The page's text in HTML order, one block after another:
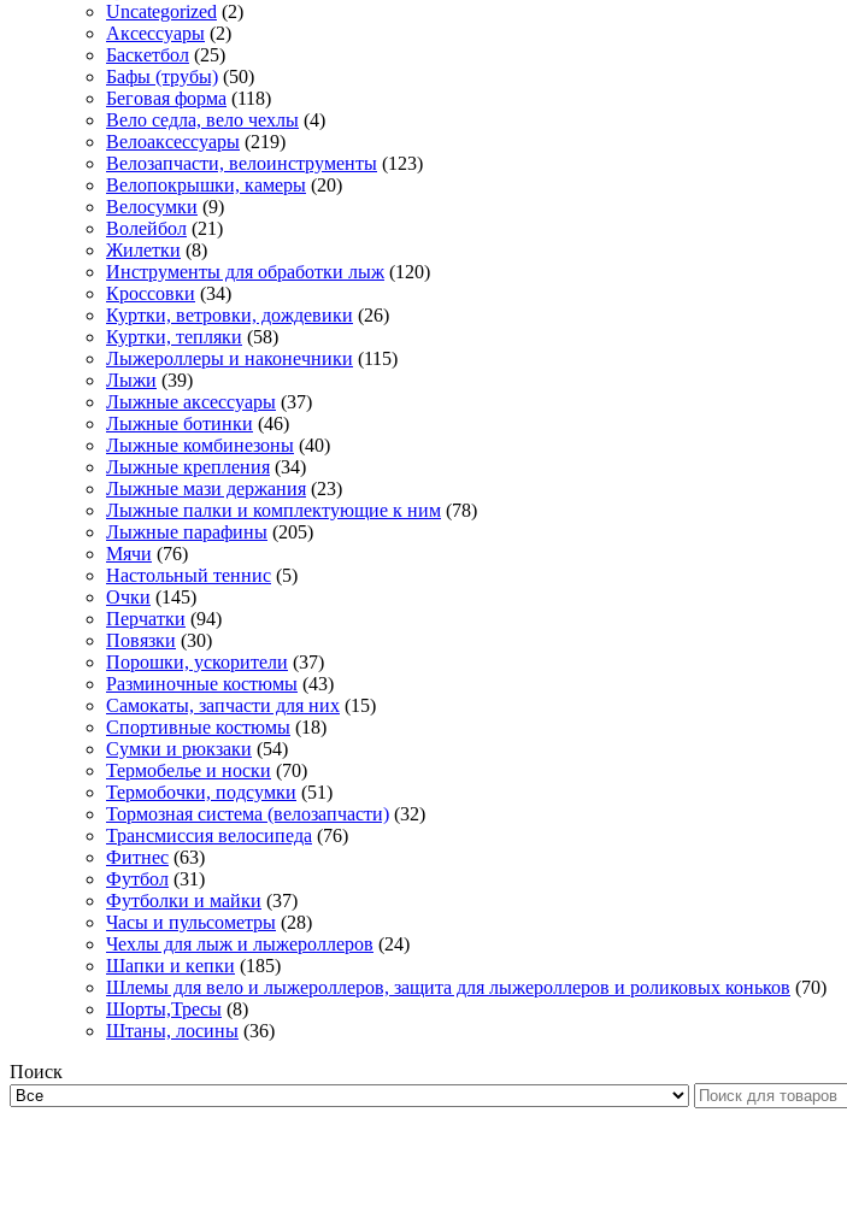
Uncategorized (2)
Аксессуары (2)
Баскетбол (25)
Бафы (трубы) (50)
Беговая форма (118)
Вело седла, вело чехлы (4)
Велоаксессуары (219)
Велозапчасти, велоинструменты (123)
Велопокрышки, камеры (20)
Велосумки (9)
Волейбол (21)
Жилетки (8)
Инструменты для обработки лыж (120)
Кроссовки (34)
Куртки, ветровки, дождевики (26)
Куртки, тепляки (58)
Лыжероллеры и наконечники (115)
Лыжи (39)
Лыжные аксессуары (37)
Лыжные ботинки (46)
Лыжные комбинезоны (40)
Лыжные крепления (34)
Лыжные мази держания (23)
Лыжные палки и комплектующие к ним (78)
Лыжные парафины (205)
Мячи (76)
Настольный теннис (5)
Очки (145)
Перчатки (94)
Повязки (30)
Порошки, ускорители (37)
Разминочные костюмы (43)
Самокаты, запчасти для них (15)
Спортивные костюмы (18)
Сумки и рюкзаки (54)
Термобелье и носки (70)
Термобочки, подсумки (51)
Тормозная система (велозапчасти) (32)
Трансмиссия велосипеда (76)
Фитнес (63)
Футбол (31)
Футболки и майки (37)
Часы и пульсометры (28)
Чехлы для лыж и лыжероллеров (24)
Шапки и кепки (185)
Шлемы для вело и лыжероллеров, защита для лыжероллеров и роликовых коньков (70)
Шорты,Тресы (8)
Штаны, лосины (36)
Поиск